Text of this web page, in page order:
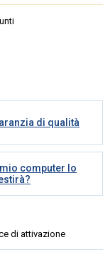
di qualità
mio computer lo
di attivazione